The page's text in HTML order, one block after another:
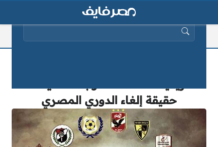
حقيقة إلغاء الدوري المصري
البحث عن: